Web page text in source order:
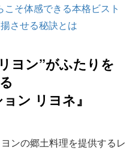
こそ体感できる本格ビスト
させる秘訣とは
ヨン”がふたりを
ン リヨネ』
ンの郷土料理を提供するレ